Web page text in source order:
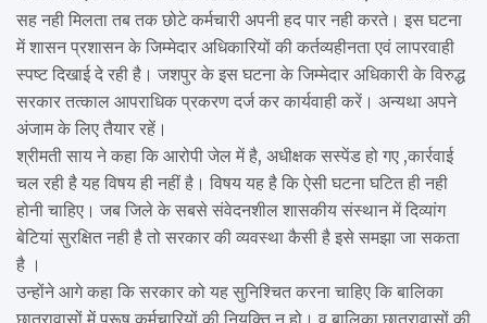
सह नही मिलता तब तक छोटे कर्मचारी अपनी हद पार नही करते। इस घटना
में शासन प्रशासन के जिम्मेदार अधिकारियों की कर्तव्यहीनता एवं लापरवाही
स्पष्ट दिखाई दे रही है। जशपुर के इस घटना के जिम्मेदार अधिकारी के विरुद्ध
सरकार तत्काल आपराधिक प्रकरण दर्ज कर कार्यवाही करें। अन्यथा अपने
अंजाम के लिए तैयार रहें।
श्रीमती साय ने कहा कि आरोपी जेल में है, अधीक्षक सस्पेंड हो गए ,कार्रवाई
चल रही है यह विषय ही नहीं है। विषय यह है कि ऐसी घटना घटित ही नही
होनी चाहिए। जब जिले के सबसे संवेदनशील शासकीय संस्थान में दिव्यांग
बेटियां सुरक्षित नही है तो सरकार की व्यवस्था कैसी है इसे समझा जा सकता
है ।
उन्होंने आगे कहा कि सरकार को यह सुनिश्चित करना चाहिए कि बालिका
छात्रावासों में पुरूष कर्मचारियों की नियुक्ति न हो। व बालिका छात्रावासों की